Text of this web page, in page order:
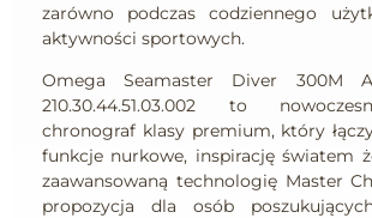
zarówno podczas codziennego
aktywności sportowych.
Omega Seamaster Diver 300M
210.30.44.51.03.002 to
chronograf klasy premium, który
funkcje nurkowe, inspirację światem
zaawansowaną technologię Master
propozycja dla osób